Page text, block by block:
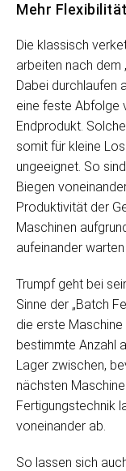
Mehr
Die klassisch
arbeiten nach dem
Dabei durchlaufen
eine feste Abfolge
Endprodukt.
somit für kleine
ungeeignet. So
Biegen
Produktivität der
Maschinen
aufeinander
Trumpf geht bei
Sinne der „Batch
die erste
bestimmte Anzahl
Lager zwischen,
nächsten
Fertigungstechnik
voneinander ab.
So lassen sich